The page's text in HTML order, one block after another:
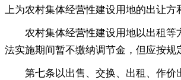
上为农村集体经营性建设用地的出让方
农村集体经营性建设用地以出租等
法实施期间暂不缴纳调节金，但应按规
第七条以出售、交换、出租、作价